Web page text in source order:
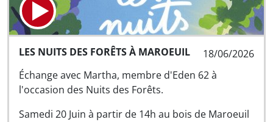
18/06/2026
LES NUITS DES FORÊTS À MAROEUIL
Échange avec Martha, membre d'Eden 62 à
l'occasion des Nuits des Forêts.
Samedi 20 Juin à partir de 14h au bois de Maroeuil